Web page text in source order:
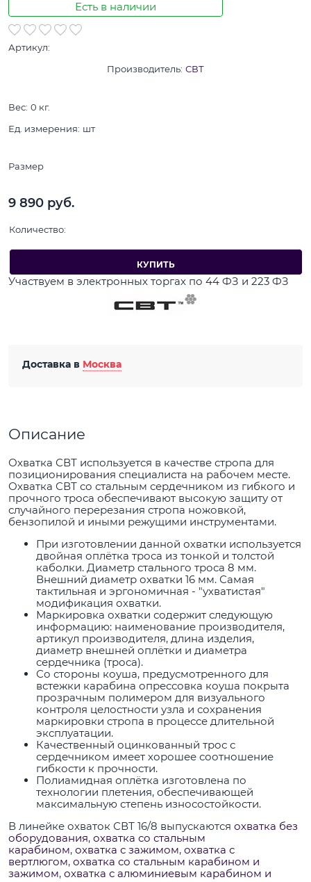
Есть в наличии
Артикул:
Производитель: СВТ
Вес: 0 кг.
Ед. измерения: шт
Размер
9 890 руб.
Количество:
КУПИТЬ
Участвуем в электронных торгах по 44 ФЗ и 223 ФЗ
Доставка в Москва
Описание
Охватка СВТ используется в качестве стропа для
позиционирования специалиста на рабочем месте.
Охватка СВТ со стальным сердечником из гибкого и
прочного троса обеспечивают высокую защиту от
случайного перерезания стропа ножовкой,
бензопилой и иными режущими инструментами.
При изготовлении данной охватки используется
двойная оплётка троса из тонкой и толстой
каболки. Диаметр стального троса 8 мм.
Внешний диаметр охватки 16 мм. Самая
тактильная и эргономичная - "ухватистая"
модификация охватки.
Маркировка охватки содержит следующую
информацию: наименование производителя,
артикул производителя, длина изделия,
диаметр внешней оплётки и диаметра
сердечника (троса).
Со стороны коуша, предусмотренного для
встежки карабина опрессовка коуша покрыта
прозрачным полимером для визуального
контроля целостности узла и сохранения
маркировки стропа в процессе длительной
эксплуатации.
Качественный оцинкованный трос с
сердечником имеет хорошее соотношение
гибкости к прочности.
Полиамидная оплётка изготовлена по
технологии плетения, обеспечивающей
максимальную степень износостойкости.
В линейке охваток СВТ 16/8 выпускаются охватка без
оборудования, охватка со стальным
карабином, охватка с зажимом, охватка с
вертлюгом, охватка со стальным карабином и
зажимом, охватка с алюминиевым карабином и